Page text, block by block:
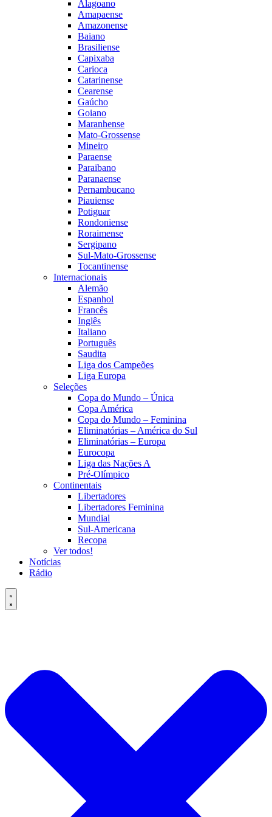
Alagoano
Amapaense
Amazonense
Baiano
Brasiliense
Capixaba
Carioca
Catarinense
Cearense
Gaúcho
Goiano
Maranhense
Mato-Grossense
Mineiro
Paraense
Paraibano
Paranaense
Pernambucano
Piauiense
Potiguar
Rondoniense
Roraimense
Sergipano
Sul-Mato-Grossense
Tocantinense
Internacionais
Alemão
Espanhol
Francês
Inglês
Italiano
Português
Saudita
Liga dos Campeões
Liga Europa
Seleções
Copa do Mundo – Única
Copa América
Copa do Mundo – Feminina
Eliminatórias – América do Sul
Eliminatórias – Europa
Eurocopa
Liga das Nações A
Pré-Olímpico
Continentais
Libertadores
Libertadores Feminina
Mundial
Sul-Americana
Recopa
Ver todos!
Notícias
Rádio